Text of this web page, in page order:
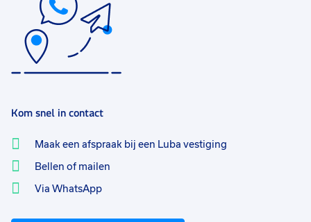
Kom snel in contact
Maak een afspraak bij een Luba vestiging
Bellen of mailen
Via WhatsApp